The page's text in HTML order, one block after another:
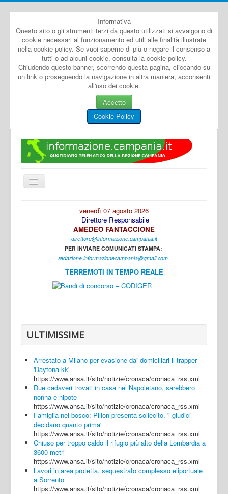
Informativa
Questo sito o gli strumenti terzi da questo utilizzati si avvalgono di
cookie necessari al funzionamento ed utili alle finalità illustrate
nella cookie policy. Se vuoi saperne di più o negare il consenso a
tutti o ad alcuni cookie, consulta la cookie policy.
Chiudendo questo banner, scorrendo questa pagina, cliccando su
un link o proseguendo la navigazione in altra maniera, acconsenti
all'uso dei cookie.
Accetto
Cookie Policy
Cambia
navigazione
Caserta
Napoli
Salerno
Login
venerdì 07 agosto 2026
Direttore Responsabile
AMEDEO FANTACCIONE
direttore@informazione.campania.it
PER INVIARE COMUNICATI STAMPA:
redazione.informazionecampania@gmail.com
TERREMOTI IN TEMPO REALE
ULTIMISSIME
Arrestato a Milano per evasione dai domiciliari il trapper
'Daytona kk'
https://www.ansa.it/sito/notizie/cronaca/cronaca_rss.xml
Due cadaveri trovati in casa nel Napoletano, sarebbero
nonna e nipote
https://www.ansa.it/sito/notizie/cronaca/cronaca_rss.xml
Famiglia nel bosco: Pillon presenta sollecito, 'i giudici
decidano quanto prima'
https://www.ansa.it/sito/notizie/cronaca/cronaca_rss.xml
Chiuso per troppo caldo il rifugio più alto della Lombardia a
3600 metri
https://www.ansa.it/sito/notizie/cronaca/cronaca_rss.xml
Lavori in area protetta, sequestrato complesso eliportuale
a Sorrento
https://www.ansa.it/sito/notizie/cronaca/cronaca_rss.xml